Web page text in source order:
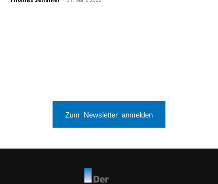
Zum Newsletter anmelden